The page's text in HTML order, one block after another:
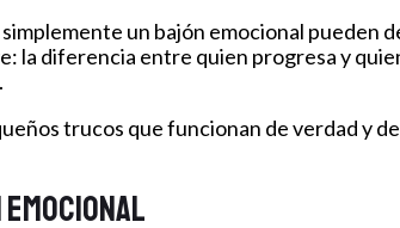
un bajón emocional pueden
la diferencia entre quien progresa y
.
trucos que funcionan de verdad y